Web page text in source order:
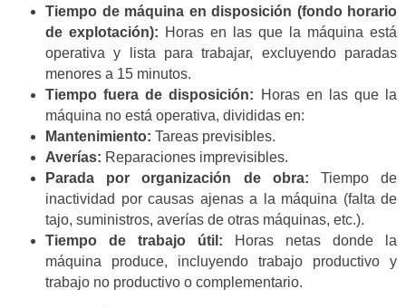
Tiempo de máquina en disposición (fondo horario
de explotación): Horas en las que la máquina está
operativa y lista para trabajar, excluyendo paradas
menores a 15 minutos.
Tiempo fuera de disposición: Horas en las que la
máquina no está operativa, divididas en:
Mantenimiento: Tareas previsibles.
Averías: Reparaciones imprevisibles.
Parada por organización de obra: Tiempo de
inactividad por causas ajenas a la máquina (falta de
tajo, suministros, averías de otras máquinas, etc.).
Tiempo de trabajo útil: Horas netas donde la
máquina produce, incluyendo trabajo productivo y
trabajo no productivo o complementario.